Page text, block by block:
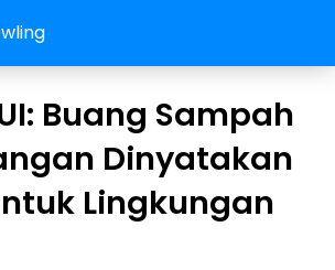
Buang Sampah
Dinyatakan
Lingkungan